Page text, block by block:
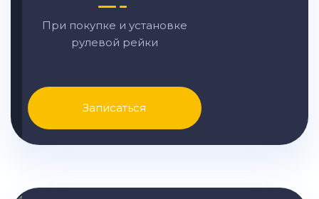
При покупке и установке
рулевой рейки
Записаться